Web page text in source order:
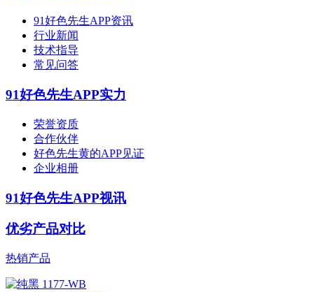
91好色先生APP资讯
行业新闻
技术指导
常见问答
91好色先生APP实力
荣誉资质
合作伙伴
好色先生黄的APP见证
企业相册
91好色先生APP视讯
优劣产品对比
热销产品